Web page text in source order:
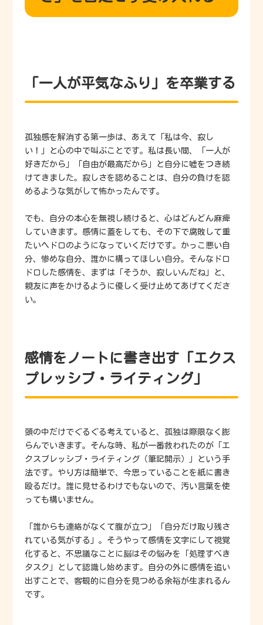
「一人が平気なふり」を卒業する
孤独感を解消する第一歩は、あえて「私は今、寂し
い！」と心の中で叫ぶことです。私は長い間、「一人が
好きだから」「自由が最高だから」と自分に嘘をつき続
けてきました。寂しさを認めることは、自分の負けを認
めるような気がして怖かったんです。
でも、自分の本心を無視し続けると、心はどんどん麻痺
していきます。感情に蓋をしても、その下で腐敗して重
たいヘドロのようになっていくだけです。かっこ悪い自
分、惨めな自分、誰かに構ってほしい自分。そんなドロ
ドロした感情を、まずは「そうか、寂しいんだね」と、
親友に声をかけるように優しく受け止めてあげてくださ
い。
感情をノートに書き出す「エクス
プレッシブ・ライティング」
頭の中だけでぐるぐる考えていると、孤独は際限なく膨
らんでいきます。そんな時、私が一番救われたのが「エ
クスプレッシブ・ライティング（筆記開示）」という手
法です。やり方は簡単で、今思っていることを紙に書き
殴るだけ。誰に見せるわけでもないので、汚い言葉を使
っても構いません。
「誰からも連絡がなくて腹が立つ」「自分だけ取り残さ
れている気がする」。そうやって感情を文字にして視覚
化すると、不思議なことに脳はその悩みを「処理すべき
タスク」として認識し始めます。自分の外に感情を追い
出すことで、客観的に自分を見つめる余裕が生まれるん
です。